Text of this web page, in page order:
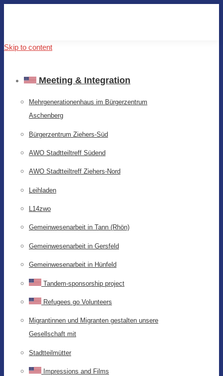
Skip to content
Meeting & Integration
Mehrgenerationenhaus im Bürgerzentrum
Aschenberg
Bürgerzentrum Ziehers-Süd
AWO Stadtteiltreff Südend
AWO Stadtteiltreff Ziehers-Nord
Leihladen
L14zwo
Gemeinwesenarbeit in Tann (Rhön)
Gemeinwesenarbeit in Gersfeld
Gemeinwesenarbeit in Hünfeld
Tandem-sponsorship project
Refugees go Volunteers
Migrantinnen und Migranten gestalten unsere
Gesellschaft mit
Stadtteilmütter
Impressions and Films